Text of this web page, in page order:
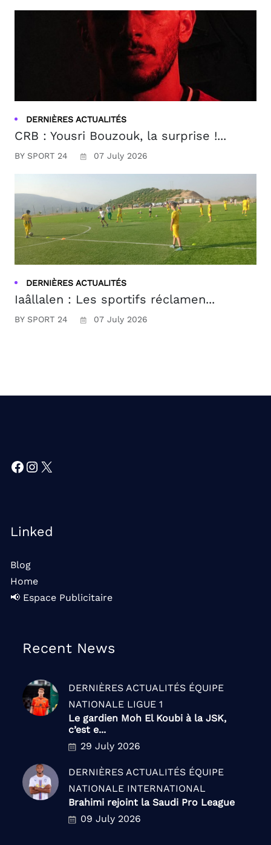
DERNIÈRES ACTUALITÉS
CRB : Yousri Bouzouk, la surprise !...
BY SPORT 24 07 July 2026
DERNIÈRES ACTUALITÉS
Iaâllalen : Les sportifs réclamen...
BY SPORT 24 07 July 2026
Facebook
Instagram
X
Linked
Blog
Home
📢 Espace Publicitaire
Recent News
DERNIÈRES ACTUALITÉS ÉQUIPE
NATIONALE LIGUE 1
Le gardien Moh El Koubi à la JSK,
c’est e...
29 July 2026
DERNIÈRES ACTUALITÉS ÉQUIPE
NATIONALE INTERNATIONAL
Brahimi rejoint la Saudi Pro League
09 July 2026